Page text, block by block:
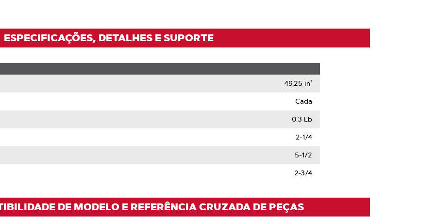
ESPECIFICAÇÕES, DETALHES E SUPORTE
49.25 in³
Cada
0.3 Lb
2-1/4
5-1/2
2-3/4
DE MODELO E REFERÊNCIA CRUZADA DE PEÇAS